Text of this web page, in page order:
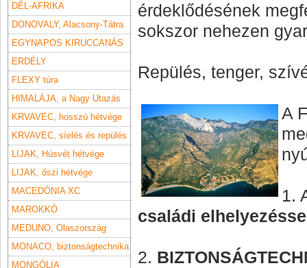
DÉL-AFRIKA
DONOVALY, Alacsony-Tátra
EGYNAPOS KIRUCCANÁS
ERDÉLY
FLEXY túra
HIMALÁJA, a Nagy Utazás
KRVAVEC, hosszú hétvége
KRVAVEC, síelés és repülés
LIJAK, Húsvét hétvége
LIJAK, őszi hétvége
MACEDÓNIA XC
MAROKKÓ
MEDUNO, Olaszország
MONACO, biztonságtechnika
MONGÓLIA
érdeklődésének
sokszor nehezen
Repülés, tenger,
A
1.
családi
2.